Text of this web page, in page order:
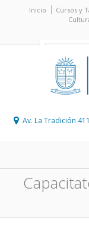
Inicio Cursos y
Av. La Tradición